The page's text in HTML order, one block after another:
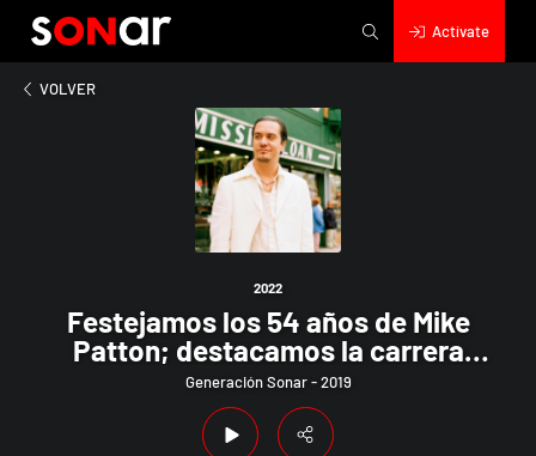
Actívate
VOLVER
2022
Festejamos los 54 años de Mike
Patton; destacamos la carrera
solista de Keith Richards; y Elton
John se suma a las estrellas
planetarias afectadas por el Covid
Generación Sonar - 2019
2022
los 54 años de Mike Patton; destacamos la carrera